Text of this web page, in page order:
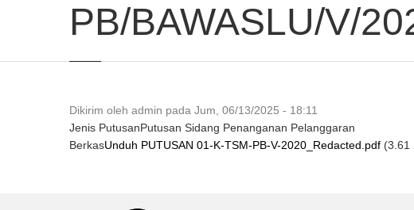
PB/BAWASLU/V/
Dikirim oleh admin pada Jum, 06/13/2025 - 18:11
Jenis PutusanPutusan Sidang Penanganan Pelanggaran
BerkasUnduh PUTUSAN 01-K-TSM-PB-V-2020_Redacted.pdf (3.61